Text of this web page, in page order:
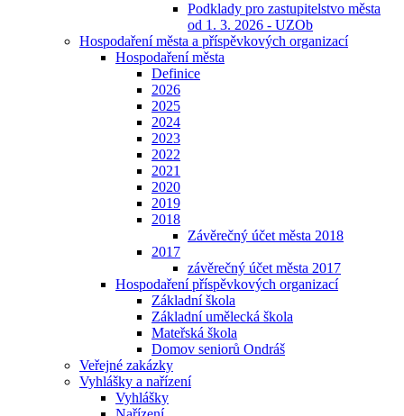
Podklady pro zastupitelstvo města
od 1. 3. 2026 - UZOb
Hospodaření města a příspěvkových organizací
Hospodaření města
Definice
2026
2025
2024
2023
2022
2021
2020
2019
2018
Závěrečný účet města 2018
2017
závěrečný účet města 2017
Hospodaření příspěvkových organizací
Základní škola
Základní umělecká škola
Mateřská škola
Domov seniorů Ondráš
Veřejné zakázky
Vyhlášky a nařízení
Vyhlášky